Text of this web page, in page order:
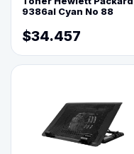
9386al Cyan No 88
$34.457